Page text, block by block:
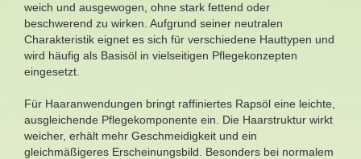
weich und ausgewogen, ohne stark fettend oder
beschwerend zu wirken. Aufgrund seiner neutralen
Charakteristik eignet es sich für verschiedene Hauttypen und
wird häufig als Basisöl in vielseitigen Pflegekonzepten
eingesetzt.
Für Haaranwendungen bringt raffiniertes Rapsöl eine leichte,
ausgleichende Pflegekomponente ein. Die Haarstruktur wirkt
weicher, erhält mehr Geschmeidigkeit und ein
gleichmäßigeres Erscheinungsbild. Besonders bei normalem